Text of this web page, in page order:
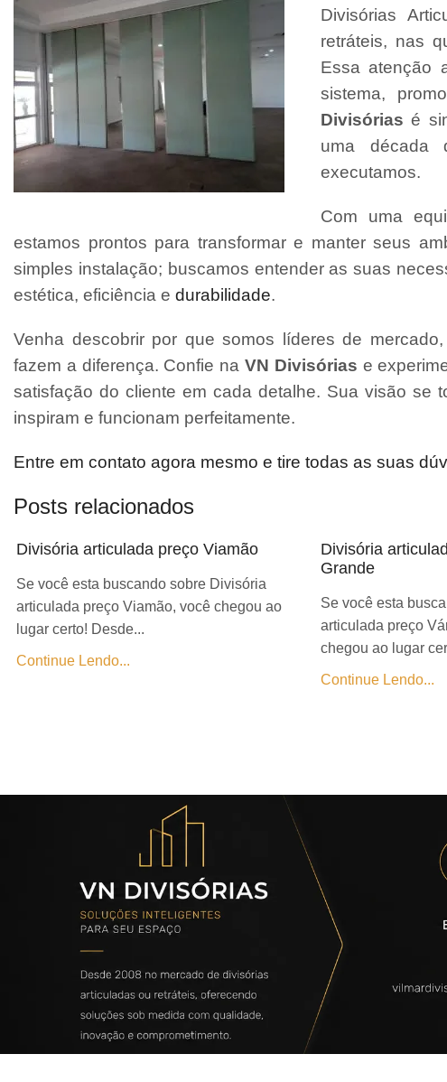
Divisórias
retráteis, nas
Essa atenção
sistema,
Divisórias é
uma década
executamos.
Com uma
estamos prontos para transformar e manter seus
simples instalação; buscamos entender as suas
estética, eficiência e durabilidade.
Venha descobrir por que somos líderes de
fazem a diferença. Confie na VN Divisórias e
satisfação do cliente em cada detalhe. Sua visão se
inspiram e funcionam perfeitamente.
Entre em contato agora mesmo e tire todas as suas
Posts relacionados
Divisória articulada preço Viamão
Se você esta buscando sobre Divisória
articulada preço Viamão, você chegou ao
lugar certo! Desde...
Continue Lendo...
Divisória
Grande
Se você esta
articulada preço
chegou ao lugar
Continue Lendo...